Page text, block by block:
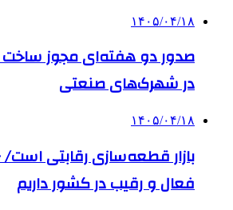
۱۴۰۵/۰۴/۱۸
صدور دو هفته‌ای مجوز ساخت
در شهرک‌های صنعتی
۱۴۰۵/۰۴/۱۸
فعال و رقیب در کشور داریم